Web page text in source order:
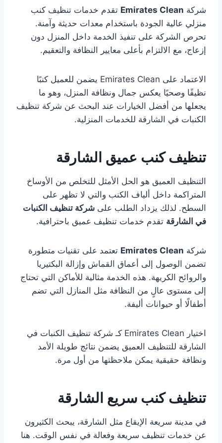
شركة Emirates Clean تقدم خدمات تنظيف كنب
منزلي عالية الجودة باستخدام معدات حديثة وآمنة.
تحرص الشركة على تنفيذ الخدمة داخل المنزل دون
إزعاج، مع الالتزام بأعلى معايير النظافة والتعقيم.
الاعتماد على Emirates Clean يضمن للعميل كنبًا
نظيفًا وصحيًا يعكس جمال ونظافة المنزل، وهو ما
يجعلها من أفضل الخيارات عند البحث عن شركة تنظيف
الكنبات في الشارقة للخدمات المنزلية.
تنظيف كنب عميق الشارقة
التنظيف العميق هو الحل الأمثل للتخلص من الأوساخ
المتراكمة داخل ألياف الكنب والتي لا تظهر على
السطح. لذلك يزداد الطلب على شركة تنظيف الكنبات
في الشارقة تقدم خدمات تنظيف عميق باحترافية.
شركة Emirates Clean تعتمد على تقنيات متطورة
تضمن الوصول إلى أعماق القماش وإزالة البكتيريا
والروائح الكريهة. هذه الخدمة مثالية للأماكن التي تحتاج
إلى مستوى عالٍ من النظافة مثل المنازل التي تضم
أطفالًا أو حيوانات أليفة.
اختيار Emirates Clean كـ شركة تنظيف الكنبات في
الشارقة للتنظيف العميق يضمن نتائج طويلة الأمد
ونظافة حقيقية يمكن ملاحظتها من أول مرة.
تنظيف كنب سريع الشارقة
في مدينة سريعة الإيقاع مثل الشارقة، يبحث الكثيرون
عن خدمات تنظيف سريعة وفعالة في نفس الوقت. هنا